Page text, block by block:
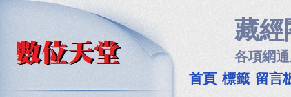
藏經
各項網
首頁 標籤 留言